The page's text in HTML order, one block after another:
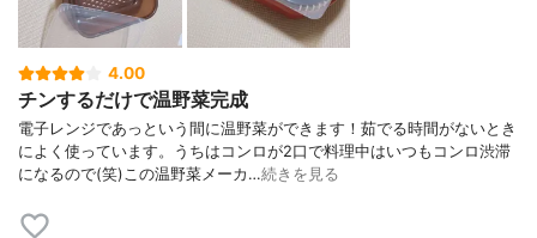
4.00
チンするだけで温野菜完成
電子レンジであっという間に温野菜ができます！茹でる時間がないとき
によく使っています。うちはコンロが2口で料理中はいつもコンロ渋滞
になるので(笑)この温野菜メーカ…続きを見る